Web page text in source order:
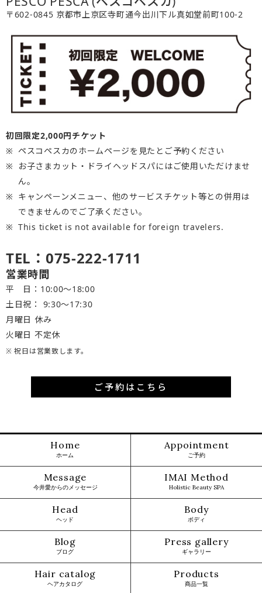
〒602-0845 京都市上京区寺町通今出川下ル真如堂前町100-2
初回限定2,000円チケット
ペスコペスカのホームページを見たとご予約ください
お子さまカット・ドライヘッドスパにはご使用いただけませ
ん。
キャンペーンメニュー、他のサービスチケット等との併用は
できませんのでご了承ください。
This ticket is not available for foreign travelers.
TEL：075-222-1711
営業時間
平 日：10:00～18:00
土日祝： 9:30〜17:30
月曜日 休み
火曜日 不定休
※ 祝日は営業致します。
ご予約はこちら
Home
ホーム
Appointment
ご予約
Message
今井愛からのメッセージ
IMAI Method
Holistic Beauty SPA
Head
ヘッド
Body
ボディ
Blog
ブログ
Press gallery
ギャラリー
Hair catalog
ヘアカタログ
Products
商品一覧